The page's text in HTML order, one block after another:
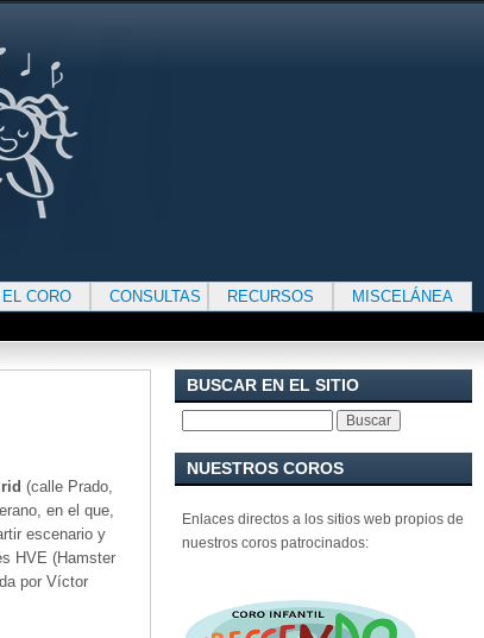
(calle Prado,
en el que,
escenario y
HVE (Hamster
por Víctor
EL CORO CONSULTAS RECURSOS MISCELÁNEA
BUSCAR EN EL SITIO
NUESTROS COROS
Enlaces directos a los sitios web propios de
nuestros coros patrocinados: